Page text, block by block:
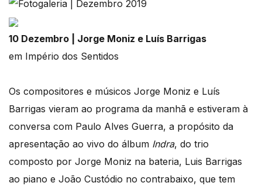
10 Dezembro | Jorge Moniz e Luís Barrigas
em Império dos Sentidos
Os compositores e músicos Jorge Moniz e Luís
Barrigas vieram ao programa da manhã e estiveram à
conversa com Paulo Alves Guerra, a propósito da
apresentação ao vivo do álbum Indra, do trio
composto por Jorge Moniz na bateria, Luis Barrigas
ao piano e João Custódio no contrabaixo, que tem